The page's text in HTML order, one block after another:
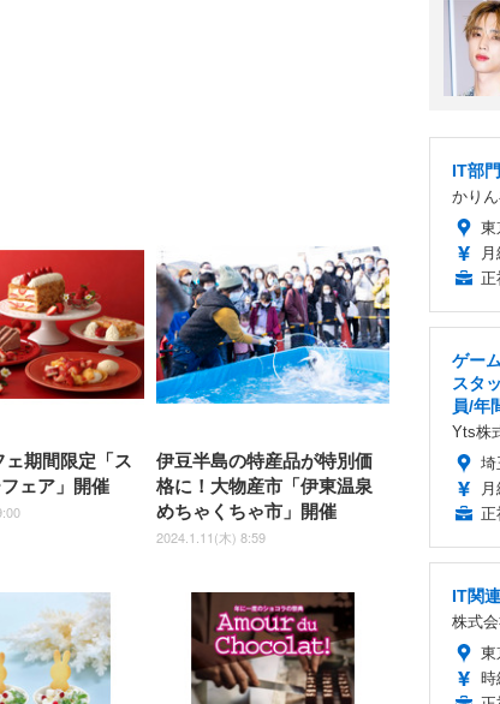
チェア 強化バックレスト 30度
ロッキング機能 人間工学 椅子
腰サポート 90度跳ね上げ式ア
ームレスト 3Dヘッドレスト
ハンガー付き 高反発クッショ
ン PCチェア 通気性メッシュ
ゲーミング/勉強/事務用 おし
ゃれ パソコンチェア (ホワイ
￥7,680
ッシュ 通気性 ランバーサ
ポート付き 腰サポート ガ
ス圧無段階昇降 360度回
転 キャスター付き コンパ
クト 幅52×奥行58.5×高さ
84～96cm テレワーク 在
宅勤務 ブラック
￥4,139
沢 HDMI/DisplayPort/VGA
スピーカー内蔵 高さ調整 ス
ベル VESA対応
ビジネス向け
￥15,800
Gaming Monitor 24” Essential ゲ
ーミングモニター QD 24.5インチ
1ms FHD 量子ドット 残像低減 (3
年保証 | 輝点保証 | 日本メーカー)
￥34,980
Smart Basic アイリスオーヤマ
ペットシーツ 超厚型 お徳用
ワイド 100枚入 (x 1) (ケース
販売)
￥3,670
ュラー 200枚入
【Amazon.co.jp限定】
￥3,731
ェ期間限定「ス
ェア」開催
伊豆半島の特産品が特別価
格に！大物産市「伊東温泉
めちゃくちゃ市」開催
2024.1.11(木) 8:59
IT部
かり
東
正
ゲー
スタ
員/年
Yts株
埼
正
IT関
株式
東
時